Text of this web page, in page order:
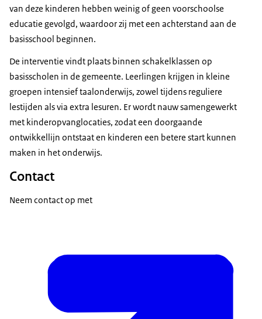
van deze kinderen hebben weinig of geen voorschoolse
educatie gevolgd, waardoor zij met een achterstand aan de
basisschool beginnen.
De interventie vindt plaats binnen schakelklassen op
basisscholen in de gemeente. Leerlingen krijgen in kleine
groepen intensief taalonderwijs, zowel tijdens reguliere
lestijden als via extra lesuren. Er wordt nauw samengewerkt
met kinderopvanglocaties, zodat een doorgaande
ontwikkellijn ontstaat en kinderen een betere start kunnen
maken in het onderwijs.
Contact
Neem contact op met